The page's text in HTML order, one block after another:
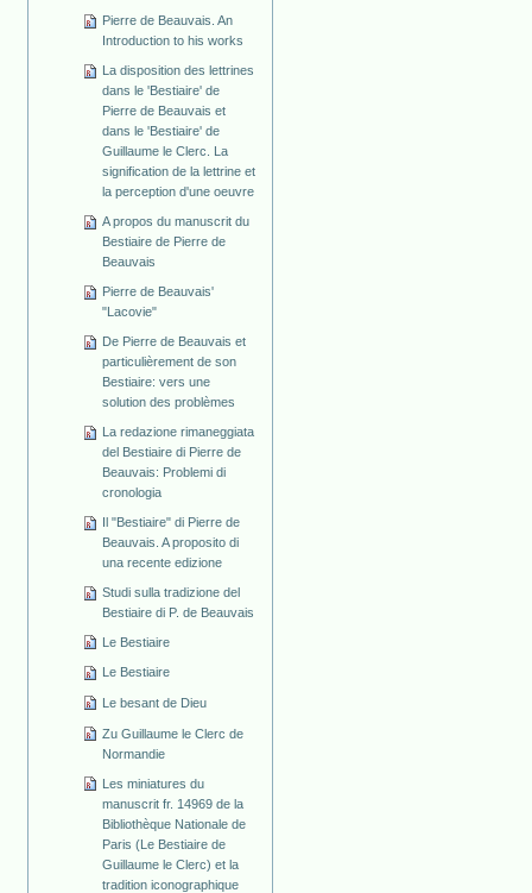
Pierre de Beauvais. An
Introduction to his works
La disposition des lettrines
dans le 'Bestiaire' de
Pierre de Beauvais et
dans le 'Bestiaire' de
Guillaume le Clerc. La
signification de la lettrine et
la perception d'une oeuvre
A propos du manuscrit du
Bestiaire de Pierre de
Beauvais
Pierre de Beauvais'
"Lacovie"
De Pierre de Beauvais et
particulièrement de son
Bestiaire: vers une
solution des problèmes
La redazione rimaneggiata
del Bestiaire di Pierre de
Beauvais: Problemi di
cronologia
Il "Bestiaire" di Pierre de
Beauvais. A proposito di
una recente edizione
Studi sulla tradizione del
Bestiaire di P. de Beauvais
Le Bestiaire
Le Bestiaire
Le besant de Dieu
Zu Guillaume le Clerc de
Normandie
Les miniatures du
manuscrit fr. 14969 de la
Bibliothèque Nationale de
Paris (Le Bestiaire de
Guillaume le Clerc) et la
tradition iconographique